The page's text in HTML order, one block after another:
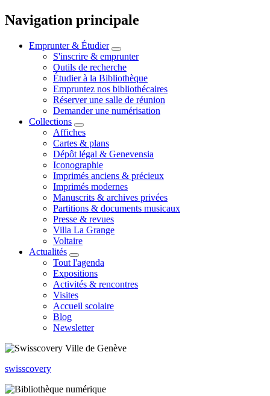
Navigation principale
Emprunter & Étudier
S'inscrire & emprunter
Outils de recherche
Étudier à la Bibliothèque
Empruntez nos bibliothécaires
Réserver une salle de réunion
Demander une numérisation
Collections
Affiches
Cartes & plans
Dépôt légal & Genevensia
Iconographie
Imprimés anciens & précieux
Imprimés modernes
Manuscrits & archives privées
Partitions & documents musicaux
Presse & revues
Villa La Grange
Voltaire
Actualités
Tout l'agenda
Expositions
Activités & rencontres
Visites
Accueil scolaire
Blog
Newsletter
swisscovery